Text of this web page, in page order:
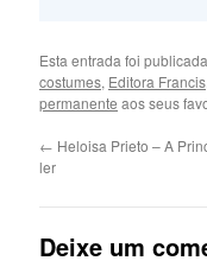
Esta entrada foi
costumes, Editora Francis
permanente aos seus
← Heloisa Prieto – A
ler
Deixe um